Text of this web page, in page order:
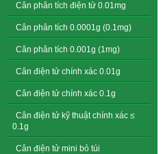
Cân phân tích điện tử 0.01mg
Cân phân tích 0.0001g (0.1mg)
Cân phân tích 0.001g (1mg)
Cân điện tử chính xác 0.01g
Cân điện tử chính xác 0.1g
Cân điện tử kỹ thuật chính xác ≤
0.1g
Cân điện tử mini bỏ túi